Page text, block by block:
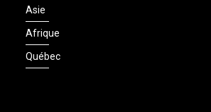
Asie
Afrique
Québec